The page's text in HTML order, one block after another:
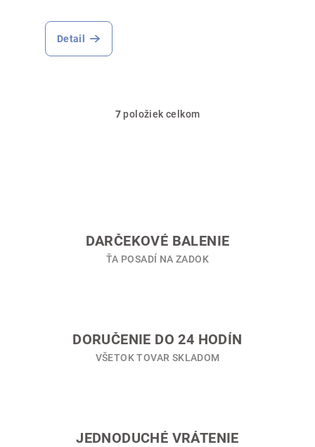
Detail
O
i
e
p
y
v
ý
u
7položiek celkom
DARČEKOVÉ BALENIE
ŤA POSADÍ NA ZADOK
DORUČENIE DO 24 HODÍN
VŠETOK TOVAR SKLADOM
JEDNODUCHÉ VRÁTENIE